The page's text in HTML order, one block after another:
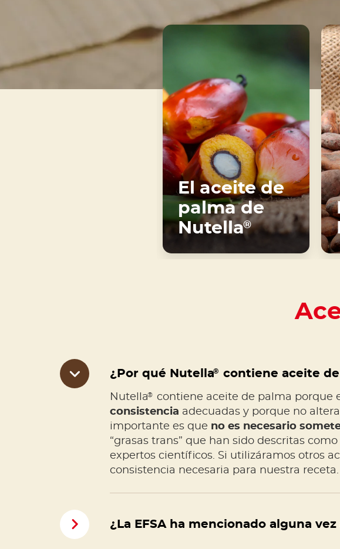
El aceite de
palma de
Nutella®
¿Por qué Nutella® contiene aceite
Nutella® contiene aceite de palma porque
consistencia adecuadas y porque no
importante es que no es necesario
“grasas trans” que han sido descritas
expertos científicos. Si utilizáramos otros
consistencia necesaria para nuestra receta.
¿La EFSA ha mencionado alguna